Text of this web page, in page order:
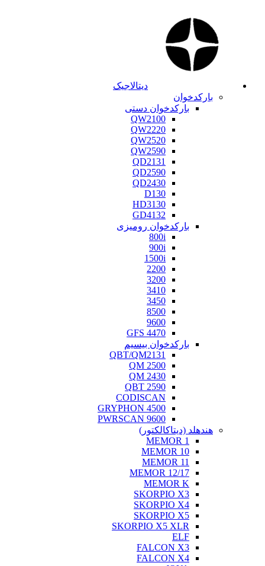
دیتالاجیک
بارکدخوان
بارکدخوان دستی
QW2100
QW2220
QW2520
QW2590
QD2131
QD2590
QD2430
D130
HD3130
GD4132
بارکدخوان رومیزی
800i
900i
1500i
2200
3200
3410
3450
8500
9600
GFS 4470
بارکدخوان بیسیم
QBT/QM2131
QM 2500
QM 2430
QBT 2590
CODISCAN
GRYPHON 4500
PWRSCAN 9600
هندهلد (دیتاکالکتور)
MEMOR 1
MEMOR 10
MEMOR 11
MEMOR 12/17
MEMOR K
SKORPIO X3
SKORPIO X4
SKORPIO X5
SKORPIO X5 XLR
ELF
FALCON X3
FALCON X4